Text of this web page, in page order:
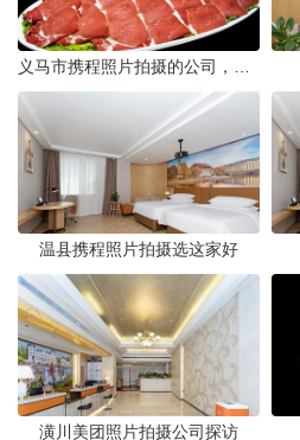
温县携程照片拍摄选这家好
潢川美团照片拍摄公司探访